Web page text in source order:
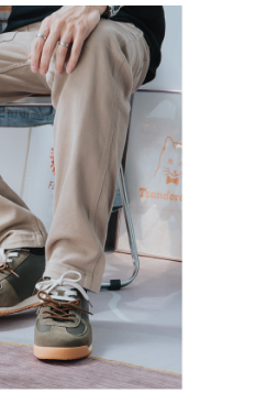
代理人或監護人之同意方可使用
辦者引起之損失，本公司不負相關責
依據個別帳號之用戶狀況，依本公司即
額度不足之情形，本公司將視審查結果
人資訊註冊。若發現惡意使用之情形，
用戶之使用額度並採取法律行動。